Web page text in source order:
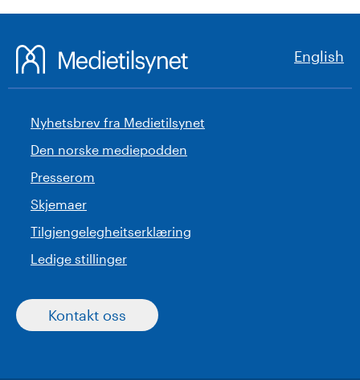
English
Nyhetsbrev fra Medietilsynet
Den norske mediepodden
Presserom
Skjemaer
Tilgjengelegheitserklæring
Ledige stillinger
Kontakt oss